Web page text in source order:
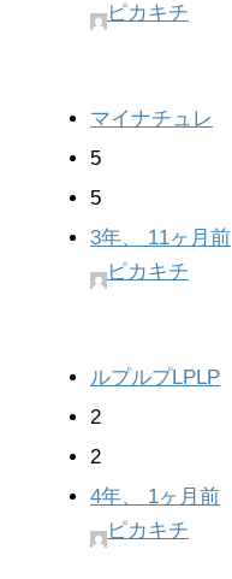
ピカキチ
マイナチュレ
5
5
3年、 11ヶ月前
ピカキチ
ルプルプLPLP
2
2
4年、 1ヶ月前
ピカキチ